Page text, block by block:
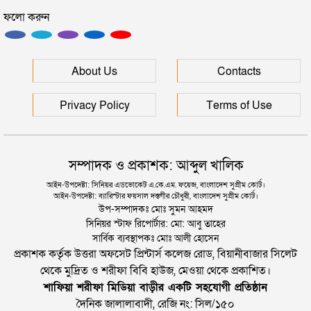
উদ্ধার
দিল্লিতে শেখ হাসিনার বক্তব্য দেওয়া নিয়ে পররাষ্ট্র
মন্ত্রণালয়ের ক্ষোভ
ফলো করুন
About Us Contacts
Privacy Policy Terms of Use
সম্পাদক ও প্রকাশক: আব্দুল খালিক
আইন-উপদেষ্টা: সিনিয়র এডভোকেট এ.কে.এম. ফয়েজ, বাংলাদেশ সুপ্রীম কোর্ট।
আইন-উপদেষ্টা: ব্যারিস্টার ফয়সাল দস্তগীর চৌধুরী, বাংলাদেশ সুপ্রীম কোর্ট।
উপ-সম্পাদকঃ মোঃ সুমন আহমদ
সিনিয়র স্টাফ রিপোর্টার: মো: আবু তাহের
সার্বিক ব্যবস্থাপকঃ মোঃ আলী হোসেন
প্রকাশক কর্তৃক উত্তরা অফসেট প্রিন্টার্স কলেজ রোড, বিয়ানীবাজার সিলেট
থেকে মুদ্রিত ও শরীফা বিবি হাউজ, মেওয়া থেকে প্রকাশিত।
শাফিয়া শরীফা মিডিয়া বাড়ীর একটি সহযোগী প্রতিষ্ঠান
দৈনিক জালালাবাদী, রেজি নং: সিল/১৫০